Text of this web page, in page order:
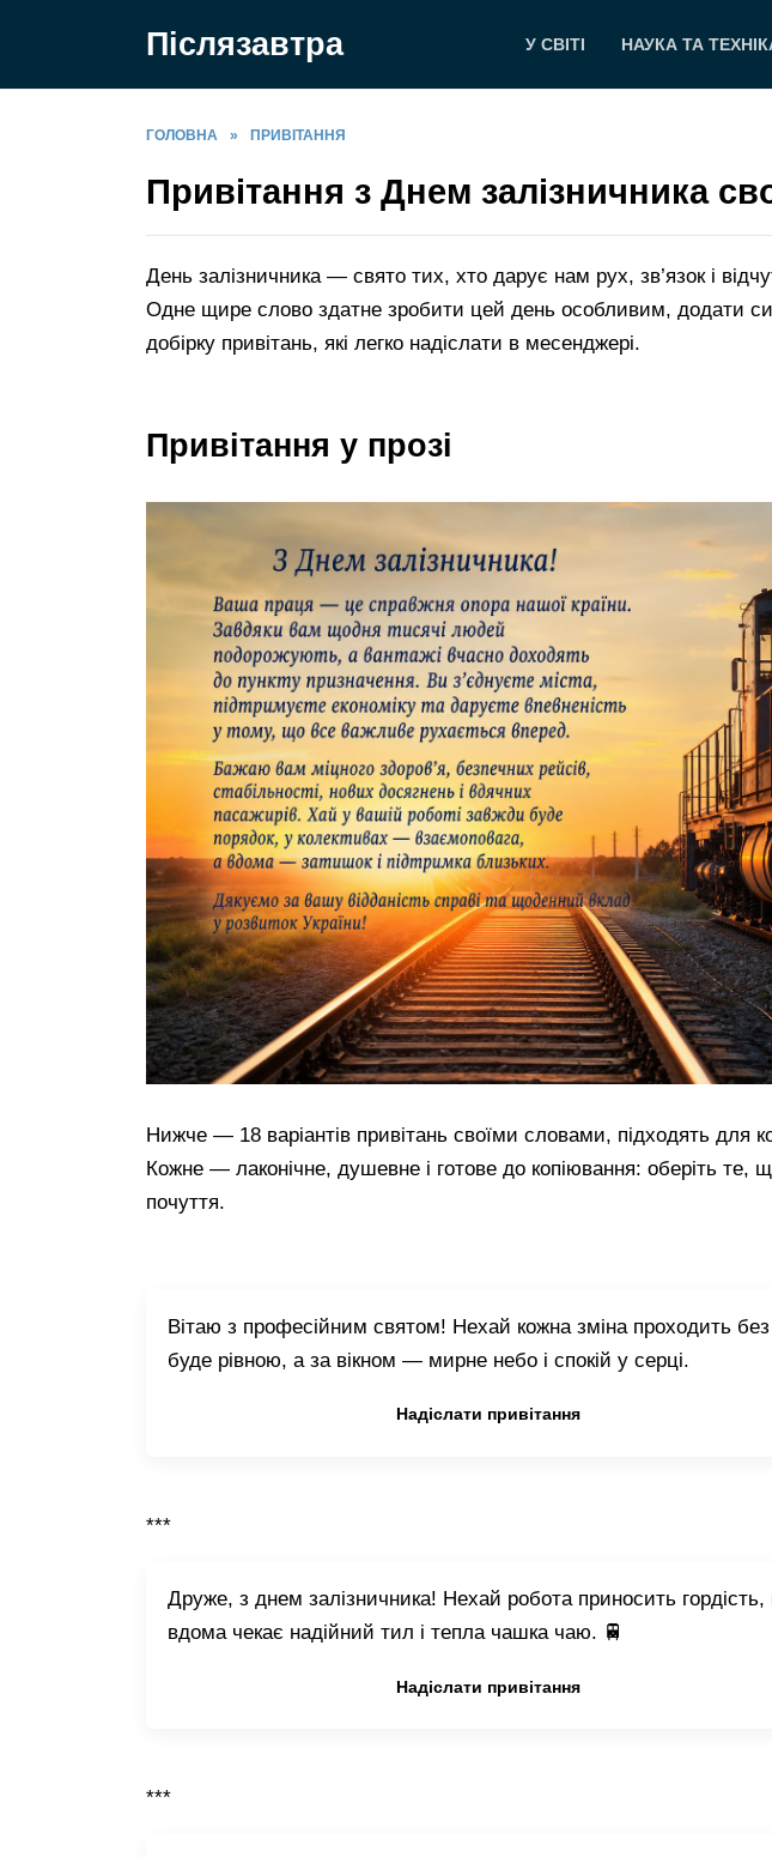
Післязавтра У СВІТІ НАУКА ТА
ГОЛОВНА » ПРИВІТАННЯ
Привітання з Днем залізничника
День залізничника — свято тих, хто дарує нам рух, зв’язок і
Одне щире слово здатне зробити цей день особливим, додати
добірку привітань, які легко надіслати в месенджері.
Привітання у прозі
Нижче — 18 варіантів привітань своїми словами, підходять для
Кожне — лаконічне, душевне і готове до копіювання: оберіть те,
почуття.
Вітаю з професійним святом! Нехай кожна зміна проходить
буде рівною, а за вікном — мирне небо і спокій у серці.
Надіслати привітання
***
Друже, з днем залізничника! Нехай робота приносить
вдома чекає надійний тил і тепла чашка чаю. 🚆
Надіслати привітання
***